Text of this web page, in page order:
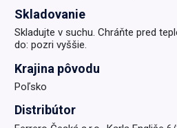
Skladovanie
Skladujte v suchu. Chráňte pred
do: pozri vyššie.
Krajina pôvodu
Poľsko
Distribútor